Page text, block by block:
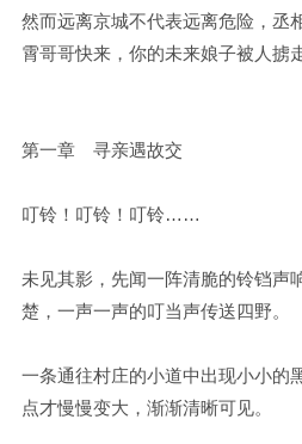
然而远离京城不代表远离危险，丞
霄哥哥快来，你的未来娘子被人
第一章 寻亲遇故交
叮铃！叮铃！叮铃……
未见其影，先闻一阵清脆的铃铛声
楚，一声一声的叮当声传送四野。
一条通往村庄的小道中出现小小的
点才慢慢变大，渐渐清晰可见。